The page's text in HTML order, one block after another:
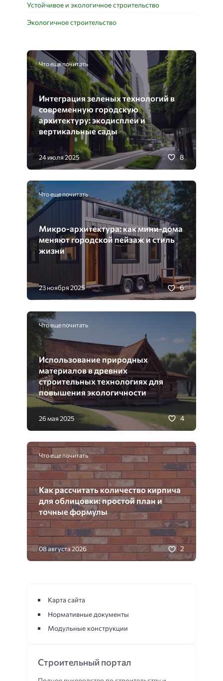
Устойчивое и экологичное строительство
Экологичное строительство
Что еще почитать
Интеграция зеленых технологий в
современную городскую
архитектуру: экодисплеи и
вертикальные сады
24 июля 2025 8
Что еще почитать
Микро-архитектура: как мини-дома
меняют городской пейзаж и стиль
жизни
23 ноября 2025 6
Что еще почитать
Использование природных
материалов в древних
строительных технологиях для
повышения экологичности
26 мая 2025 4
Что еще почитать
Как рассчитать количество кирпича
для облицовки: простой план и
точные формулы
08 августа 2026 2
Строительный портал
Карта сайта
Нормативные документы
Модульные конструкции